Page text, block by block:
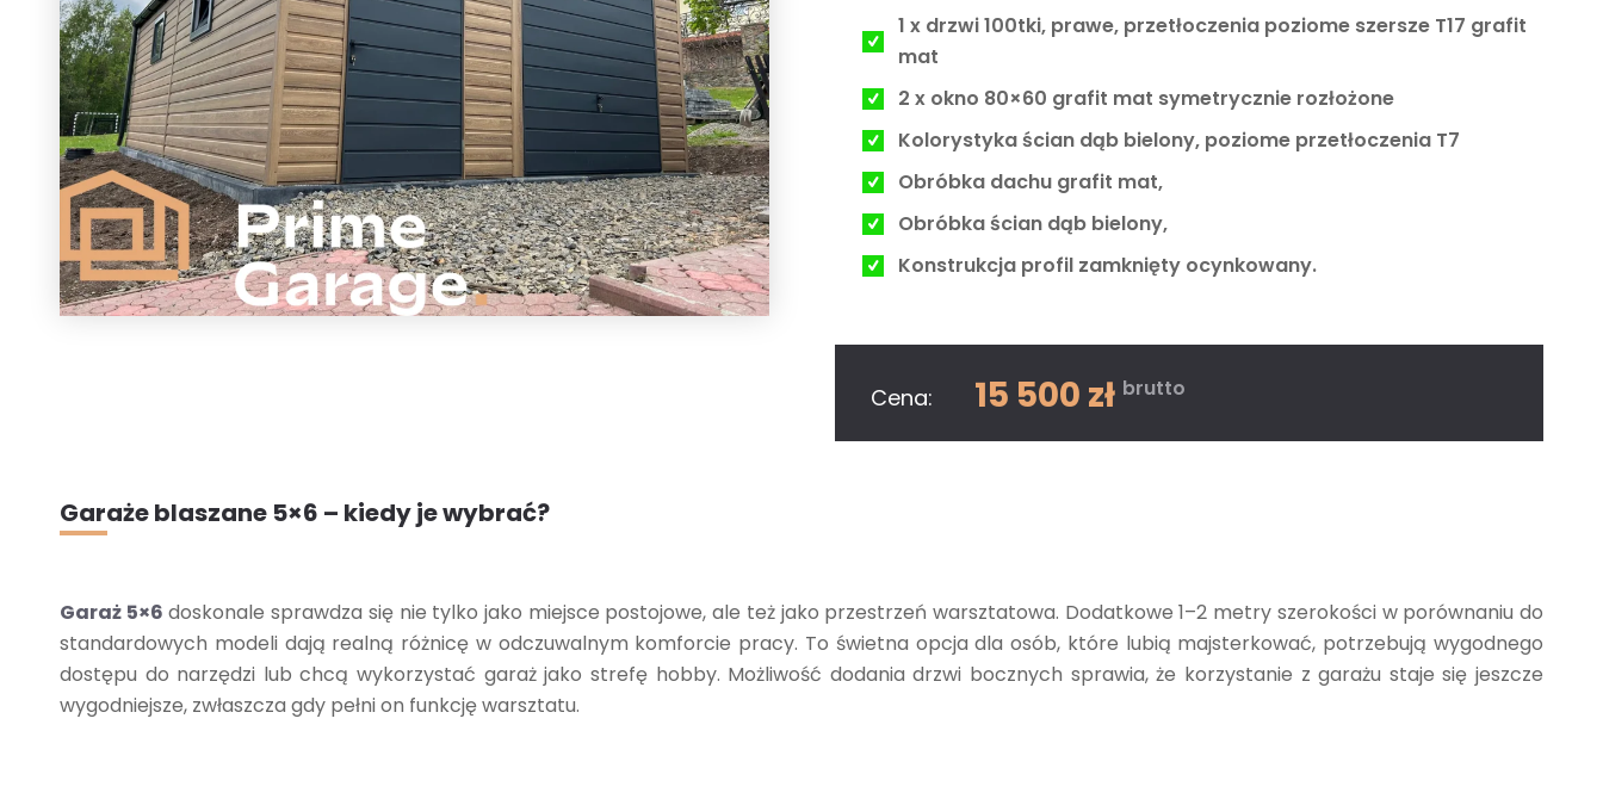
1 x drzwi 100tki, prawe, przetłoczenia poziome szersze T17 grafit
mat
2 x okno 80×60 grafit mat symetrycznie rozłożone
Kolorystyka ścian dąb bielony, poziome przetłoczenia T7
Obróbka dachu grafit mat,
Obróbka ścian dąb bielony,
Konstrukcja profil zamknięty ocynkowany.
Cena: 15 500 zł brutto
Garaże blaszane 5×6 – kiedy je wybrać?
Garaż 5×6 doskonale sprawdza się nie tylko jako miejsce postojowe, ale też jako przestrzeń warsztatowa. Dodatkowe 1–2 metry szerokości w porównaniu do
standardowych modeli dają realną różnicę w odczuwalnym komforcie pracy. To świetna opcja dla osób, które lubią majsterkować, potrzebują wygodnego
dostępu do narzędzi lub chcą wykorzystać garaż jako strefę hobby. Możliwość dodania drzwi bocznych sprawia, że korzystanie z garażu staje się jeszcze
wygodniejsze, zwłaszcza gdy pełni on funkcję warsztatu.